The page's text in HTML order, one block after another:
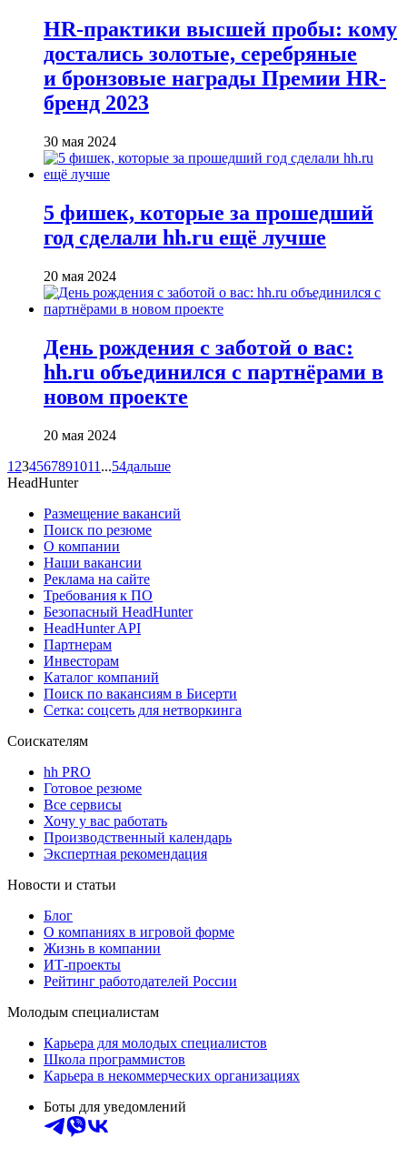
HR-практики высшей пробы: кому
достались золотые, серебряные
и бронзовые награды Премии HR-
бренд 2023
30 мая 2024
5 фишек, которые за прошедший
год сделали hh.ru ещё лучше
20 мая 2024
День рождения с заботой о вас:
hh.ru объединился с партнёрами в
новом проекте
20 мая 2024
1 234567891011 ...54дальше
HeadHunter
Размещение вакансий
Поиск по резюме
О компании
Наши вакансии
Реклама на сайте
Требования к ПО
Безопасный HeadHunter
HeadHunter API
Партнерам
Инвесторам
Каталог компаний
Поиск по вакансиям в Бисерти
Сетка: соцсеть для нетворкинга
Соискателям
hh PRO
Готовое резюме
Все сервисы
Хочу у вас работать
Производственный календарь
Экспертная рекомендация
Новости и статьи
Блог
О компаниях в игровой форме
Жизнь в компании
ИТ-проекты
Рейтинг работодателей России
Молодым специалистам
Карьера для молодых специалистов
Школа программистов
Карьера в некоммерческих организациях
Боты для уведомлений